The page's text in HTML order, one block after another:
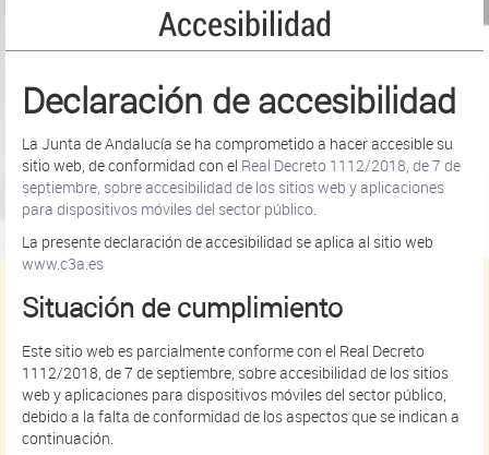
Accesibilidad
Declaración de accesibilidad
La Junta de Andalucía se ha comprometido a hacer accesible su
sitio web, de conformidad con el Real Decreto 1112/2018, de 7 de
septiembre, sobre accesibilidad de los sitios web y aplicaciones
para dispositivos móviles del sector público.
La presente declaración de accesibilidad se aplica al sitio web
www.c3a.es
Situación de cumplimiento
Este sitio web es parcialmente conforme con el Real Decreto
1112/2018, de 7 de septiembre, sobre accesibilidad de los sitios
web y aplicaciones para dispositivos móviles del sector público,
debido a la falta de conformidad de los aspectos que se indican a
continuación.